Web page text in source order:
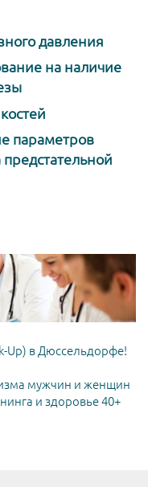
давления
на наличие
параметров
Up) в Дюссельдорфе!
мужчин и женщин
и здоровье 40+